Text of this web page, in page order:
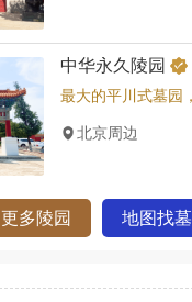
中华永久陵园
北京周边
更多陵园 地图找墓